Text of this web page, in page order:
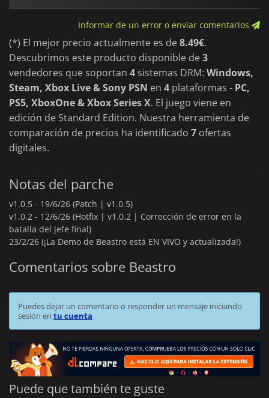
Informar de un error o enviar comentarios
(*) El mejor precio actualmente es de8.49€.
Descubrimos este producto disponible de3
vendedores que soportan 4 sistemas DRM: Windows,
Steam, Xbox Live & Sony PSN en 4 plataformas - PC,
PS5, XboxOne & Xbox Series X. El juego viene en
edición de Standard Edition. Nuestra herramienta de
comparación de precios ha identificado 7 ofertas
digitales.
Notas del parche
v1.0.5 - 19/6/26 (Patch | v1.0.5)
v1.0.2 - 12/6/26 (Hotfix | v1.0.2 | Corrección de error en la
batalla del jefe final)
23/2/26 (¡La Demo de Beastro está EN VIVO y actualizada!)
Comentarios sobre Beastro
Puedes dejar un comentario o responder un mensaje iniciando
sesión en tu cuenta
Puede que también te guste